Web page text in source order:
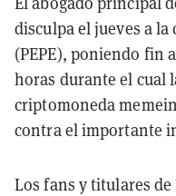
disculpa el jueves a la
(PEPE), poniendo fin
horas durante el cual
criptomoneda
contra el importante
Los fans y titulares de